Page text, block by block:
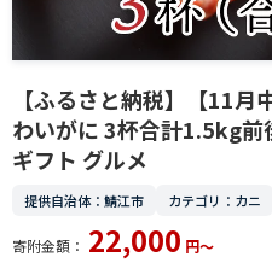
【ふるさと納税】【11
わいがに 3杯合計1.5kg
ギフト グルメ
提供自治体：鯖江市 カテゴリ：カニ
寄附金額： 22,000 円～